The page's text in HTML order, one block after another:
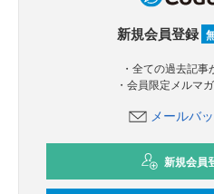
新規会員登録
・全ての過去記
・会員限定メルマ
メールバ
新規会員